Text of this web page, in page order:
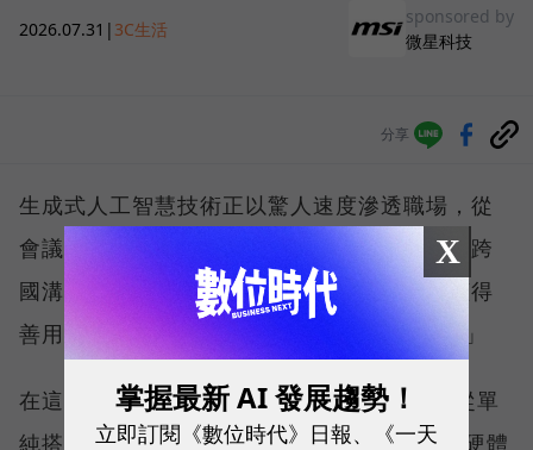
2026.07.31 | 3C生活
sponsored by
微星科技
分享
生成式人工智慧技術正以驚人速度滲透職場，從
會議記錄、文件撰寫、資料搜尋、內容創作到跨
國溝通，每位知識工作者都開始思考：「我懂得
善用 AI 嗎？我的硬體跟得上生產力轉型嗎？」
在這樣的氛圍下，市場對 AI PC 的期待，已從單
純搭載最新處理器，擴展到如何將 AI 算力、硬體
X
掌握最新 AI 發展趨勢！
立即訂閱《數位時代》日報、《一天